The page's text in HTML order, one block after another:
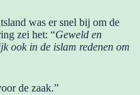
was er snel bij om de
zei het: “Geweld en
ook in de islam redenen om
de zaak.”